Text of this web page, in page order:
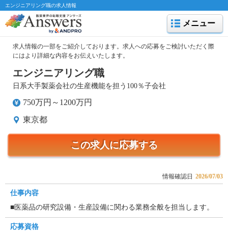
エンジニアリング職の求人情報
メニュー
求人情報の一部をご紹介しております。求人への応募をご検討いただく際
にはより詳細な内容をお伝えいたします。
エンジニアリング職
日系大手製薬会社の生産機能を担う100％子会社
750万円～1200万円
東京都
この求人に応募する
情報確認日 2026/07/03
仕事内容
■医薬品の研究設備・生産設備に関わる業務全般を担当します。
応募資格